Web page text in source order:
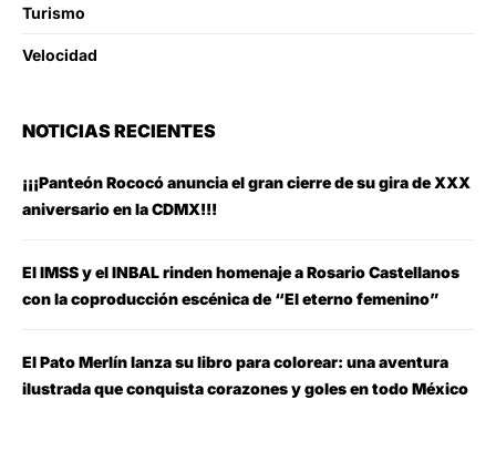
Turismo
Velocidad
NOTICIAS RECIENTES
¡¡¡Panteón Rococó anuncia el gran cierre de su gira de XXX
aniversario en la CDMX!!!
El IMSS y el INBAL rinden homenaje a Rosario Castellanos
con la coproducción escénica de “El eterno femenino”
El Pato Merlín lanza su libro para colorear: una aventura
ilustrada que conquista corazones y goles en todo México